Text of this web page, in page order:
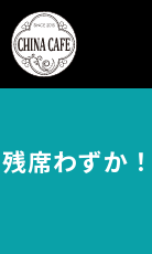
残席わずか